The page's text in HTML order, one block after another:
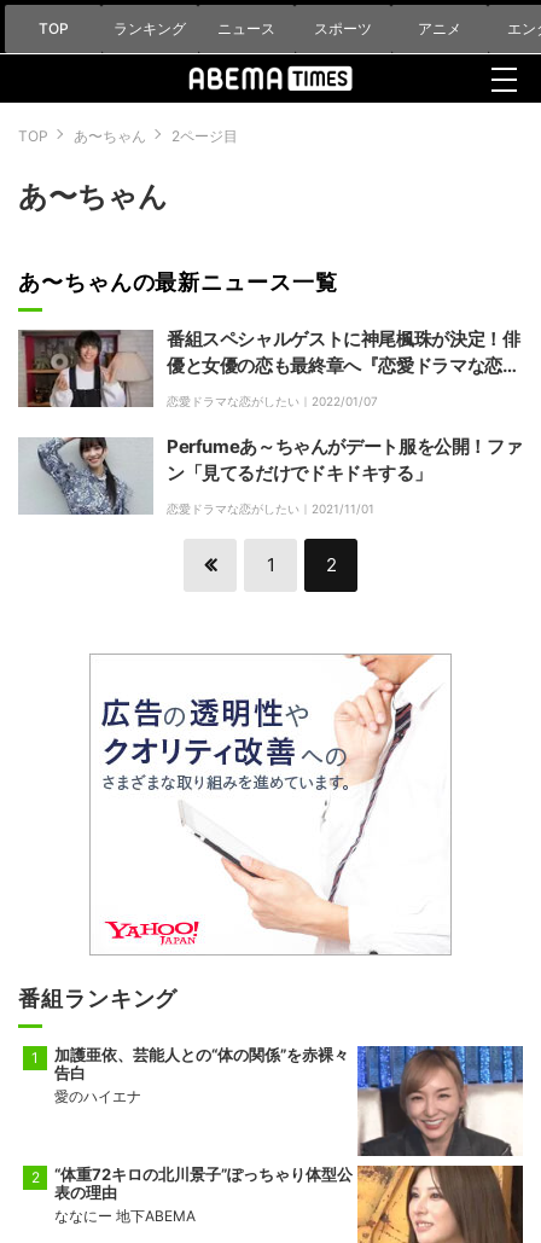
TOP ランキング ニュース スポーツ アニメ エン
TOP あ〜ちゃん 2ページ目
あ〜ちゃん
あ〜ちゃんの最新ニュース一覧
番組スペシャルゲストに神尾楓珠が決定！俳
優と女優の恋も最終章へ『恋愛ドラマな恋が
したい~Kissing the tears away~』act.11
恋愛ドラマな恋がしたい｜ 2022/01/07
Perfumeあ～ちゃんがデート服を公開！ファ
ン「見てるだけでドキドキする」
恋愛ドラマな恋がしたい｜ 2021/11/01
1 2
番組ランキング
加護亜依、芸能人との“体の関係”を赤裸々
告白
愛のハイエナ
“体重72キロの北川景子”ぽっちゃり体型公
表の理由
ななにー 地下ABEMA